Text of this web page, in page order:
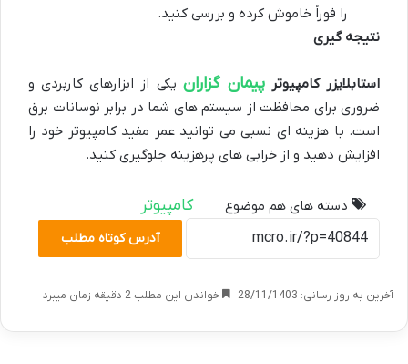
را فوراً خاموش کرده و بررسی کنید.
نتیجه گیری
استابلایزر کامپیوترپیمان گزاران یکی از ابزارهای کاربردی و
ضروری برای محافظت از سیستم های شما در برابر نوسانات برق
است. با هزینه ای نسبی می توانید عمر مفید کامپیوتر خود را
افزایش دهید و از خرابی های پرهزینه جلوگیری کنید.
دسته های هم موضوع کامپیوتر
آدرس کوتاه مطلب
آخرین به روز رسانی: 28/11/1403 خواندن این مطلب 2 دقیقه زمان میبرد